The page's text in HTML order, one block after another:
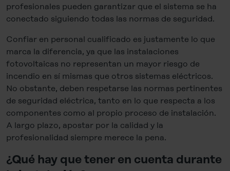
profesionales pueden garantizar que el sistema se ha
conectado siguiendo todas las normas de seguridad.
Confiar en personal cualificado es justamente lo que
marca la diferencia, ya que las instalaciones
fotovoltaicas no representan un mayor riesgo de
incendio en sí mismas que otros sistemas eléctricos.
No obstante, deben respetarse las normas pertinentes
de seguridad eléctrica, tanto en lo que respecta a los
componentes como al propio proceso de instalación.
A largo plazo, apostar por la calidad y la
profesionalidad siempre merece la pena.
¿Qué hay que tener en cuenta durante